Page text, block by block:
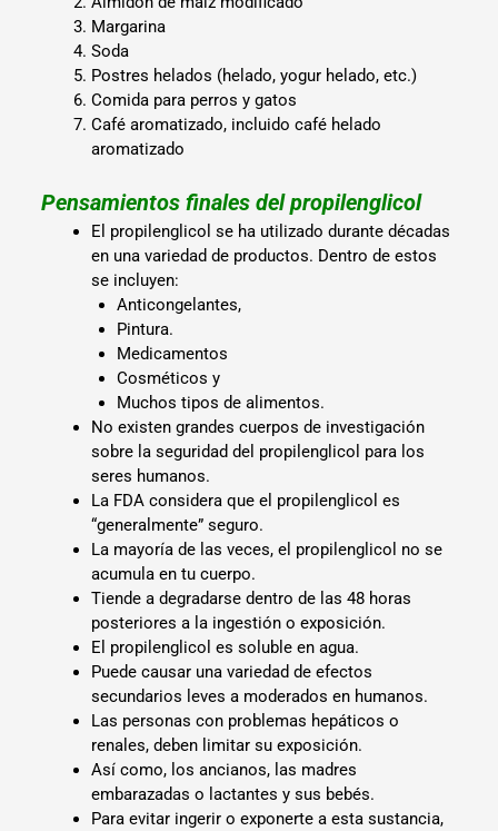
Margarina
Soda
Postres helados (helado, yogur helado, etc.)
Comida para perros y gatos
Café aromatizado, incluido café helado
aromatizado
Pensamientos finales del propilenglicol
El propilenglicol se ha utilizado durante décadas
en una variedad de productos. Dentro de estos
se incluyen:
Anticongelantes,
Pintura.
Medicamentos
Cosméticos y
Muchos tipos de alimentos.
No existen grandes cuerpos de investigación
sobre la seguridad del propilenglicol para los
seres humanos.
La FDA considera que el propilenglicol es
“generalmente” seguro.
La mayoría de las veces, el propilenglicol no se
acumula en tu cuerpo.
Tiende a degradarse dentro de las 48 horas
posteriores a la ingestión o exposición.
El propilenglicol es soluble en agua.
Puede causar una variedad de efectos
secundarios leves a moderados en humanos.
Las personas con problemas hepáticos o
renales, deben limitar su exposición.
Así como, los ancianos, las madres
embarazadas o lactantes y sus bebés.
Para evitar ingerir o exponerte a esta sustancia,